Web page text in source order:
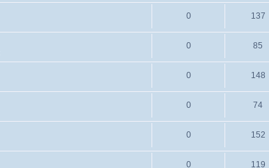
0 137
0 85
0 148
0 74
0 152
0 119